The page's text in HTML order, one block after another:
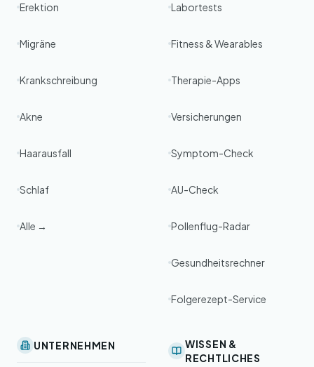
Erektion
Migräne
Krankschreibung
Akne
Haarausfall
Schlaf
Alle →
Labortests
Fitness & Wearables
Therapie-Apps
Versicherungen
Symptom-Check
AU-Check
Pollenflug-Radar
Gesundheitsrechner
Folgerezept-Service
UNTERNEHMEN
WISSEN &
RECHTLICHES